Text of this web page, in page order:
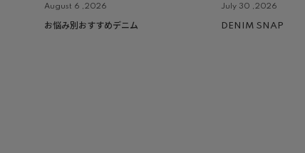
August 6 ,2026
お悩み別おすすめデニム
July 30 ,2026
DENIM SNAP